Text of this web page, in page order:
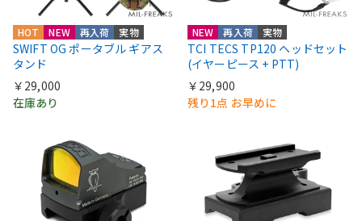
HOT NEW 再入荷 実物
SWIFT OG ポータブル ギアス
タンド
￥29,000
在庫あり
NEW 再入荷 実物
TCI TECS TP120 ヘッドセット
(イヤーピース + PTT)
￥29,900
残り1点 お早めに